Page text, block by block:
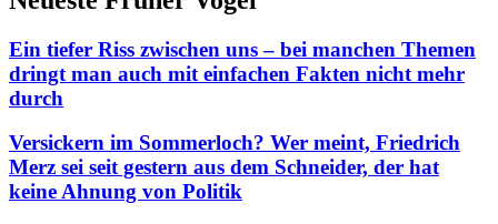
Ein tiefer Riss zwischen uns – bei manchen Themen
dringt man auch mit einfachen Fakten nicht mehr
durch
Versickern im Sommerloch? Wer meint, Friedrich
Merz sei seit gestern aus dem Schneider, der hat
keine Ahnung von Politik